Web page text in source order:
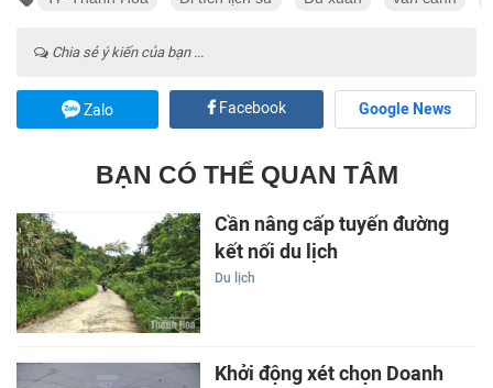
Chia sẻ ý kiến của bạn ...
Zalo Facebook Google News
BẠN CÓ THỂ QUAN TÂM
Cần nâng cấp tuyến đường
kết nối du lịch
Du lịch
Khởi động xét chọn Doanh